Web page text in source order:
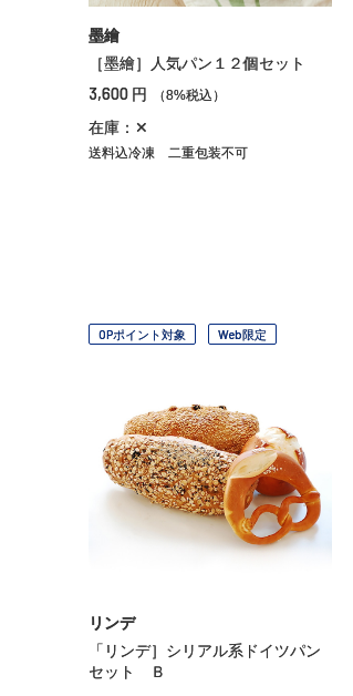
墨繪
［墨繪］人気パン１２個セット
3,600 円 （8%税込）
在庫：✕
送料込冷凍 二重包装不可
OPポイント対象 Web限定
リンデ
「リンデ］シリアル系ドイツパン
セット Ｂ